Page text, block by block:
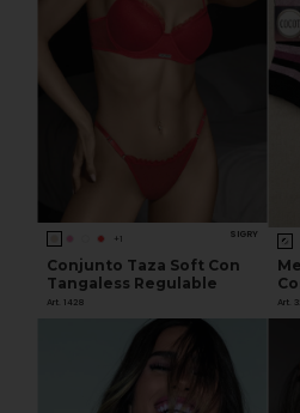
+1 SIGRY
Conjunto Taza Soft Con
Tangaless Regulable
Art. 1428 Art.